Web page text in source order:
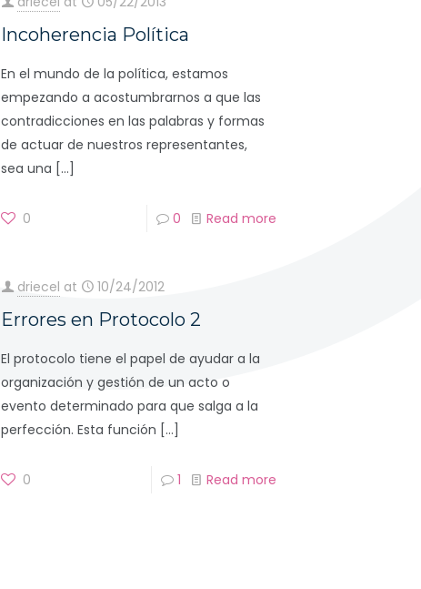
Incoherencia Política
En el mundo de la política, estamos
empezando a acostumbrarnos a que las
contradicciones en las palabras y formas
de actuar de nuestros representantes,
sea una […]
0 0 Read more
driecel at 10/24/2012
Errores en Protocolo 2
El protocolo tiene el papel de ayudar a la
organización y gestión de un acto o
evento determinado para que salga a la
perfección. Esta función […]
0 1 Read more